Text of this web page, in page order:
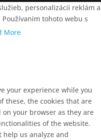
personalizácii reklám a
tohoto webu s
More
your experience while you
these, the cookies that are
on your browser as they are
of the website.
help us analyze and